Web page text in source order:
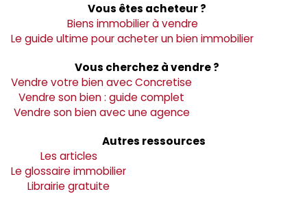
Vous êtes acheteur ?
Biens immobilier à vendre
Le guide ultime pour acheter un bien immobilier
Vous cherchez à vendre ?
Vendre votre bien avec Concretise
Vendre son bien : guide complet
Vendre son bien avec une agence
Autres ressources
Les articles
Le glossaire immobilier
Librairie gratuite